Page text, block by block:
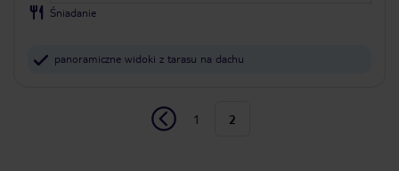
Śniadanie
panoramiczne widoki z tarasu na dachu
1 2